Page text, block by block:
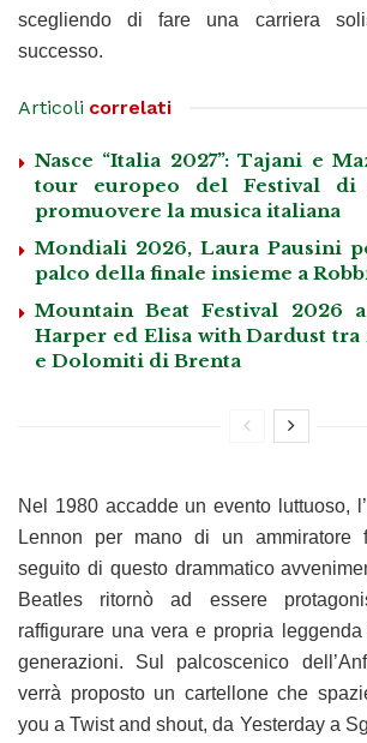
scegliendo di fare una carriera
successo.
Articoli correlati
Nasce “Italia 2027”: Tajani e
tour europeo del Festival di
promuovere la musica italiana
Mondiali 2026, Laura Pausini
palco della finale insieme a
Mountain Beat Festival 2026
Harper ed Elisa with Dardust tra
e Dolomiti di Brenta
Nel 1980 accadde un evento luttuoso,
Lennon per mano di un ammiratore
seguito di questo drammatico
Beatles ritornò ad essere
raffigurare una vera e propria
generazioni. Sul palcoscenico
verrà proposto un cartellone che
you a Twist and shout, da Yesterday a